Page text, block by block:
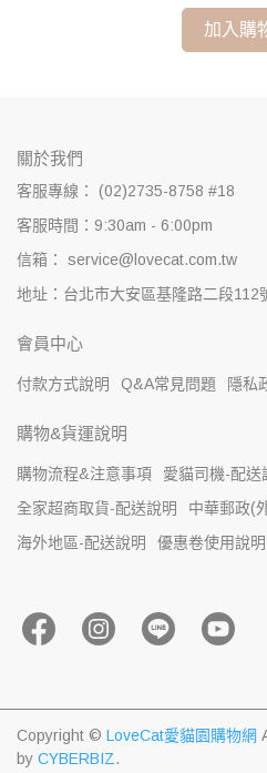
加入購
關於我們
客服專線： (02)2735-8758 #18
客服時間：9:30am - 6:00pm
信箱： service@lovecat.com.tw
地址：台北市大安區基隆路二段112
會員中心
付款方式說明 Q&A常見問題 隱私
購物&貨運說明
購物流程&注意事項 愛貓司機-配送
全家超商取貨-配送說明
中華郵政(
海外地區-配送說明
優惠卷使用說明
Copyright © LoveCat愛貓園購物網
by CYBERBIZ.